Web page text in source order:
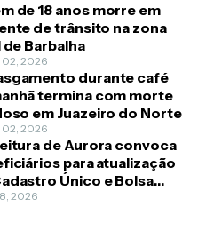
de 18 anos morre em
de trânsito na zona
Barbalha
02, 2026
durante café
termina com morte
em Juazeiro do Norte
02, 2026
de Aurora convoca
para atualização
Único e Bolsa
2026